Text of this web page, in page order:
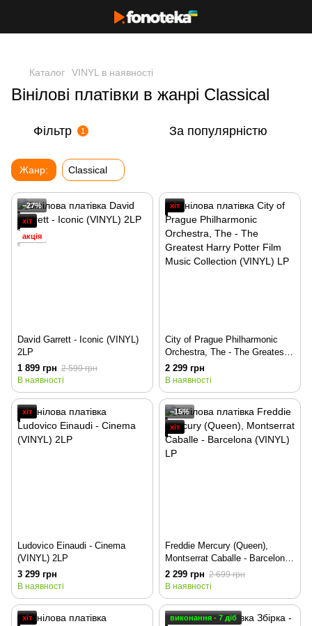
Каталог VINYL в наявності
Вінілові платівки в жанрі Classical
Фільтр 1 За популярністю
Жанр: Classical
−27%
хіт
акція
David Garrett - Iconic (VINYL)
2LP
1 899 грн 2 599 грн
В наявності
хіт
City of Prague Philharmonic
Orchestra, The - The Greatest
Harry Potter Film Music
Collection (VINYL) LP
2 299 грн
В наявності
хіт
Ludovico Einaudi - Cinema
(VINYL) 2LP
3 299 грн
В наявності
−15%
хіт
Freddie Mercury (Queen),
Montserrat Caballe - Barcelona
(VINYL) LP
2 299 грн 2 699 грн
В наявності
хіт виконання - 7 діб